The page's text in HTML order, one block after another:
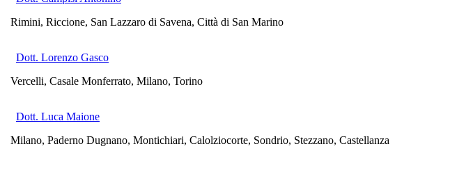
Rimini, Riccione, San Lazzaro di Savena, Città di San Marino
Dott. Lorenzo Gasco
Vercelli, Casale Monferrato, Milano, Torino
Dott. Luca Maione
Milano, Paderno Dugnano, Montichiari, Calolziocorte, Sondrio, Stezzano, Castellanza